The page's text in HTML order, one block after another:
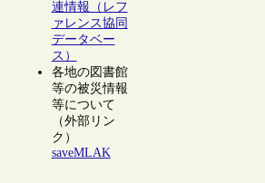
連情報（レフ
ァレンス協同
データベー
ス）
各地の図書館
等の被災情報
等について
（外部リン
ク）
saveMLAK